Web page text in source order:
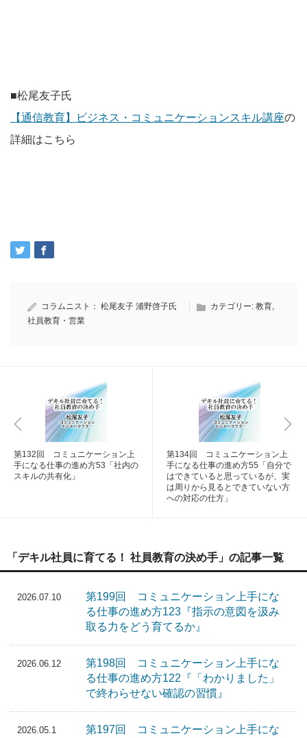
■松尾友子氏
【通信教育】ビジネス・コミュニケーションスキル講座の
詳細はこちら
コラムニスト： 松尾友子 浦野啓子氏 カテゴリー: 教育,
社員教育・営業
第132回 コミュニケーション上
手になる仕事の進め方53「社内の
スキルの共有化」
第134回 コミュニケーション上
手になる仕事の進め方55「自分で
はできていると思っているが、実
は周りから見るとできていない方
への対応の仕方」
「デキル社員に育てる！ 社員教育の決め手」の記事一覧
2026.07.10
第199回 コミュニケーション上手にな
る仕事の進め方123『指示の意図を汲み
取る力をどう育てるか』
2026.06.12
第198回 コミュニケーション上手にな
る仕事の進め方122『「わかりました」
で終わらせない確認の習慣』
2026.05.1
第197回 コミュニケーション上手にな